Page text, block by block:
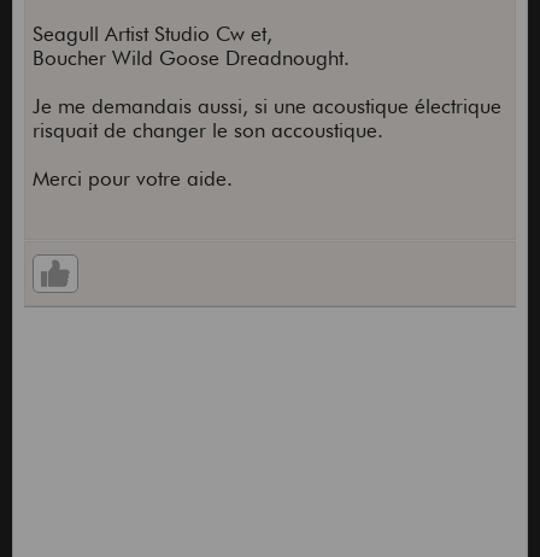
Seagull Artist Studio Cw et,
Boucher Wild Goose Dreadnought.
Je me demandais aussi, si une acoustique électrique
risquait de changer le son accoustique.
Merci pour votre aide.